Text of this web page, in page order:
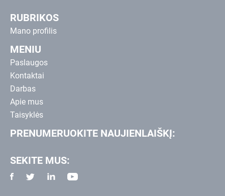
RUBRIKOS
Mano profilis
MENIU
Paslaugos
Kontaktai
Darbas
Apie mus
Taisyklės
PRENUMERUOKITE NAUJIENLAIŠKĮ:
SEKITE MUS: